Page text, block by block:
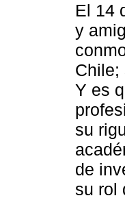
El 14
y
Chile;
Y es
su
de
su rol